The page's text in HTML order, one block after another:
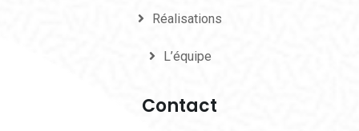
Réalisations
L’équipe
Contact